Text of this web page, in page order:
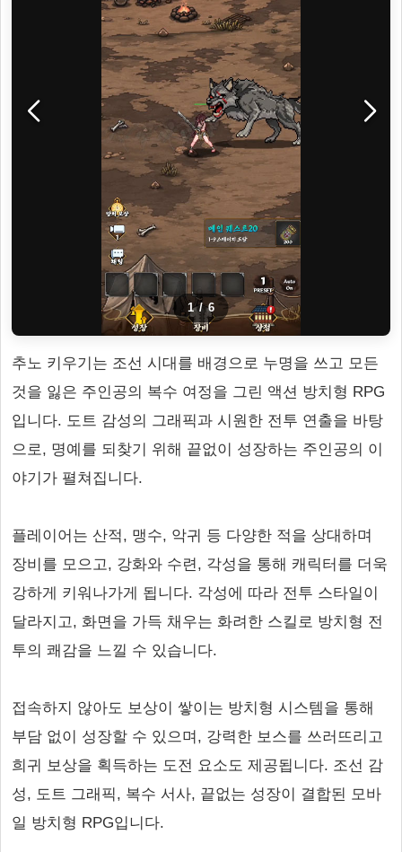
1/6
추노 키우기는 조선 시대를 배경으로 누명을 쓰고 모든
것을 잃은 주인공의 복수 여정을 그린 액션 방치형 RPG
입니다. 도트 감성의 그래픽과 시원한 전투 연출을 바탕
으로, 명예를 되찾기 위해 끝없이 성장하는 주인공의 이
야기가 펼쳐집니다.
플레이어는 산적, 맹수, 악귀 등 다양한 적을 상대하며
장비를 모으고, 강화와 수련, 각성을 통해 캐릭터를 더욱
강하게 키워나가게 됩니다. 각성에 따라 전투 스타일이
달라지고, 화면을 가득 채우는 화려한 스킬로 방치형 전
투의 쾌감을 느낄 수 있습니다.
접속하지 않아도 보상이 쌓이는 방치형 시스템을 통해
부담 없이 성장할 수 있으며, 강력한 보스를 쓰러뜨리고
희귀 보상을 획득하는 도전 요소도 제공됩니다. 조선 감
성, 도트 그래픽, 복수 서사, 끝없는 성장이 결합된 모바
일 방치형 RPG입니다.